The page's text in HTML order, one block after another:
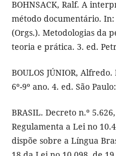
BOHNSACK, Ralf. A
método documentário. In:
(Orgs.). Metodologias da
teoria e prática. 3. ed.
BOULOS JÚNIOR,
6º-9º ano. 4. ed. São
BRASIL. Decreto n.º
Regulamenta a Lei no
dispõe sobre a Língua